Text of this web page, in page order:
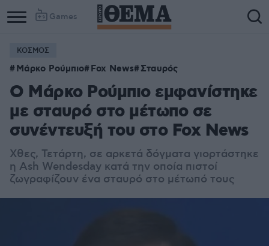
Games
ΚΟΣΜΟΣ
Μάρκο Ρούμπιο Fox News Σταυρός
O Μάρκο Ρούμπιο εμφανίστηκε
με σταυρό στο μέτωπο σε
συνέντευξή του στο Fox News
Χθες, Τετάρτη, σε αρκετά δόγματα γιορτάστηκε
η Ash Wendesday κατά την οποία πιστοί
ζωγραφίζουν ένα σταυρό στο μέτωπό τους